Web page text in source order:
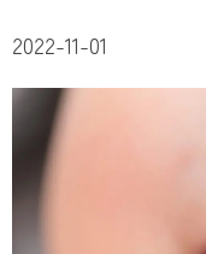
2022-11-01